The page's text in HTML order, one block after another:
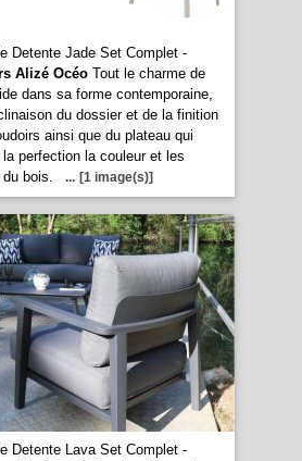
Detente Jade Set Complet -
Alizé OcéoTout le charme de
dans sa forme contemporaine,
du dossier et de la finition
ainsi que du plateau qui
perfection la couleur et les
bois.
... [1 image(s)]
Detente Lava Set Complet -